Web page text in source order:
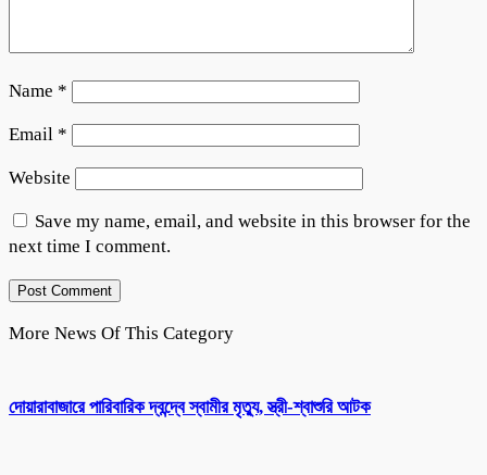
Name *
Email *
Website
Save my name, email, and website in this browser for the
next time I comment.
More News Of This Category
দোয়ারাবাজারে পারিবারিক দ্বন্দ্বে স্বামীর মৃত্যু, স্ত্রী-শ্বাশুরি আটক